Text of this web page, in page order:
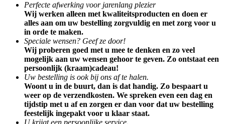
Perfecte afwerking voor jarenlang plezier
Wij werken alleen met kwaliteitsproducten en doen er
alles aan om uw bestelling zorgvuldig en met zorg voor u
in orde te maken.
Speciale wensen? Geef ze door!
Wij proberen goed met u mee te denken en zo veel
mogelijk aan uw wensen gehoor te geven. Zo ontstaat een
persoonlijk (kraam)cadeau!
Uw bestelling is ook bij ons af te halen.
Woont u in de buurt, dan is dat handig. Zo bespaart u
weer op de verzendkosten. We spreken even een dag en
tijdstip met u af en zorgen er dan voor dat uw bestelling
feestelijk ingepakt voor u klaar staat.
U krijgt een persoonlijke service.